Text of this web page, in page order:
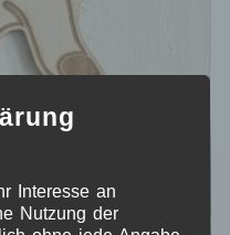
Interesse an
Nutzung der